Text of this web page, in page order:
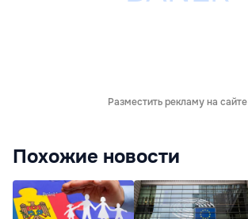
Разместить рекламу на сайте
Похожие новости